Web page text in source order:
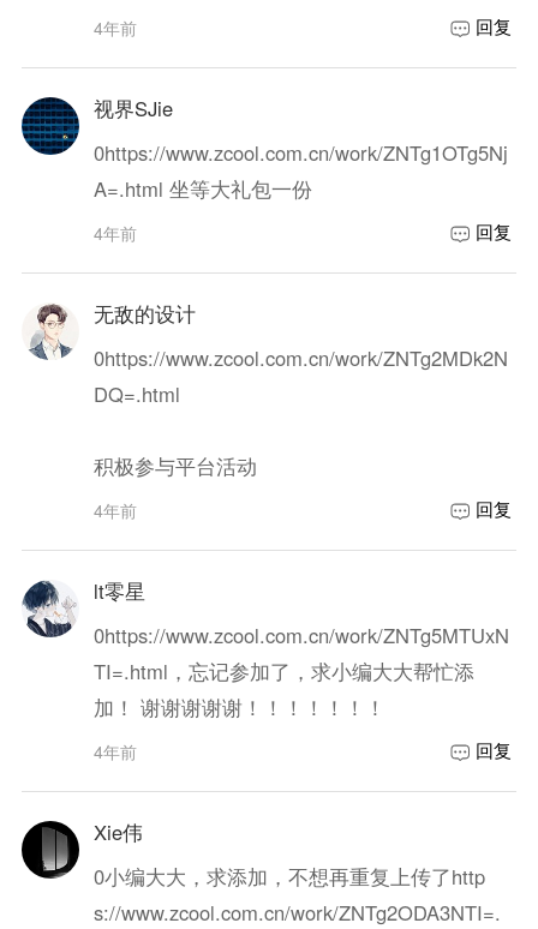
4年前 回复
视界SJie
0https://www.zcool.com.cn/work/ZNTg1OTg5Nj
A=.html 坐等大礼包一份
4年前 回复
无敌的设计
0https://www.zcool.com.cn/work/ZNTg2MDk2N
DQ=.html
积极参与平台活动
4年前 回复
lt零星
0https://www.zcool.com.cn/work/ZNTg5MTUxN
TI=.html，忘记参加了，求小编大大帮忙添
加！ 谢谢谢谢谢！！！！！！！
4年前 回复
Xie伟
0小编大大，求添加，不想再重复上传了http
s://www.zcool.com.cn/work/ZNTg2ODA3NTI=.